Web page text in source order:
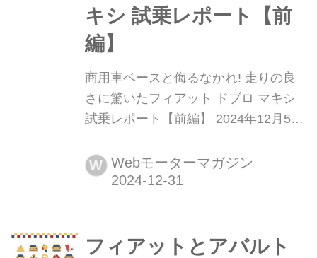
キシ 試乗レポート【前
編】
商用車ベースと侮るなかれ! 走りの良
さに驚いたフィアット ドブロ マキシ
試乗レポート【前編】 2024年12月5
ティス)は新型フィアット ドブロ/ドブ
ロ マキシを発売しました。今回は7人
トしていきたいと思います。
W Webモーターマガジン
フィアットとアバルト